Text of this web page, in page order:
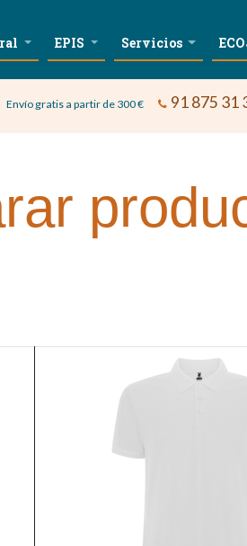
EPIS Servicios
Envío gratis a partir de 300 € 91 875 31